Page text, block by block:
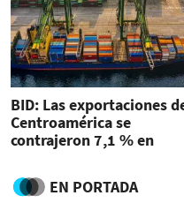
BID: Las exportaciones
Centroamérica se
contrajeron 7,1 % en
EN PORTADA